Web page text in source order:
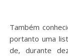
Também conhecido como “os filmes que eu mais gostei”,
portanto uma
de, durante